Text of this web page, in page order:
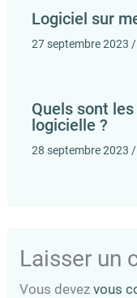
Logiciel sur
27 septembre 2023 /
Quels sont
logicielle ?
28 septembre 2023 /
Laisser un
Vous devezvous